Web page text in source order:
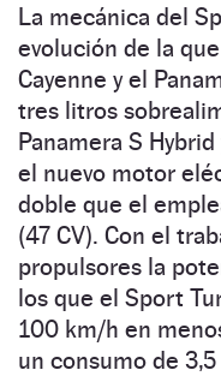
La mecánica del
evolución de la
Cayenne y el
tres litros
Panamera S
el nuevo motor
doble que el
(47 CV). Con el
propulsores la
los que el Sport
100 km/h en
un consumo de